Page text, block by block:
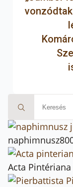
Fotó: Jézus
for:
Acta Pintériana